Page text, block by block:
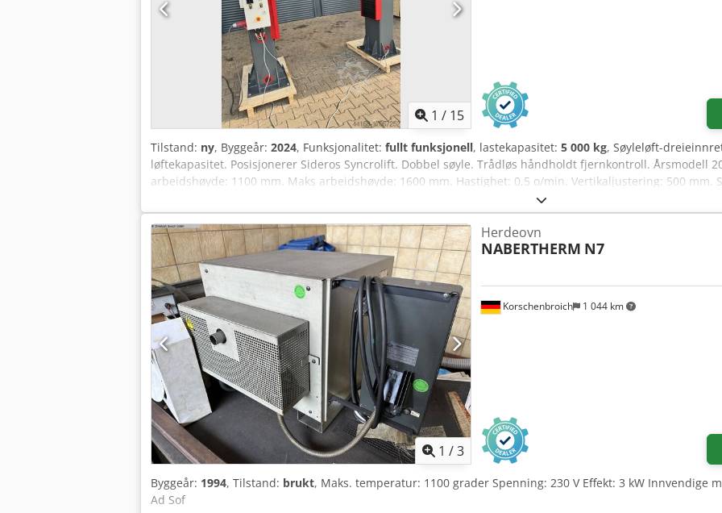
1 / 15
Tilstand: ny, Byggeår: 2024, Funksjonalitet: fullt funksjonell, lastekapasitet: 5 000 kg, Søyleløft-
løftekapasitet. Posisjonerer Sideros Syncrolift. Dobbel søyle. Trådløs håndholdt fjernkontroll. Årsmodell
arbeidshøyde: 1100 mm. Maks arbeidshøyde: 1600 mm. Hastighet: 0,5 o/min. Vertikaljustering: 500 mm.
Dreiemoment: 2,2 kW. Heisemotor: 2 x 2,2 kW. Flere ulike søyleløft-dreieinnretninger tilgjengelig: 500 kg,
10000 kg, 20000 kg. Be om tilbud. Crodpfx Adouk Niyj Sjf
1 /3
Korschenbroich 1 044 km
Herdeovn
NABERTHERM N7
Byggeår: 1994, Tilstand: brukt, Maks. temperatur: 1100 grader Spenning: 230 V Effekt: 3 kW Innvendige
Ad Sof